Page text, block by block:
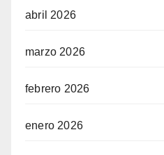
abril 2026
marzo 2026
febrero 2026
enero 2026